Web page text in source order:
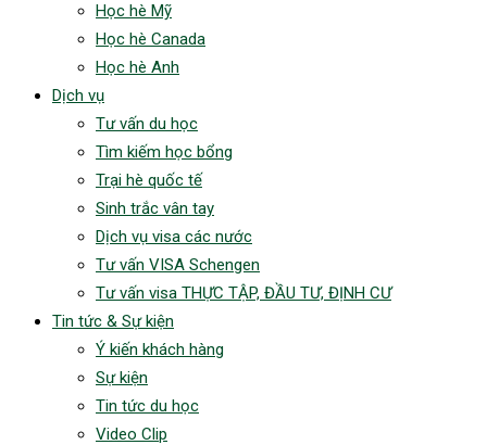
Học hè Mỹ
Học hè Canada
Học hè Anh
Dịch vụ
Tư vấn du học
Tìm kiếm học bổng
Trại hè quốc tế
Sinh trắc vân tay
Dịch vụ visa các nước
Tư vấn VISA Schengen
Tư vấn visa THỰC TẬP, ĐẦU TƯ, ĐỊNH CƯ
Tin tức & Sự kiện
Ý kiến khách hàng
Sự kiện
Tin tức du học
Video Clip